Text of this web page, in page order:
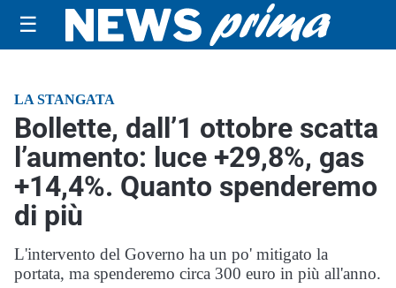
☰
LA STANGATA
Bollette, dall’1 ottobre scatta
l’aumento: luce +29,8%, gas
+14,4%. Quanto spenderemo
di più
L'intervento del Governo ha un po' mitigato la
portata, ma spenderemo circa 300 euro in più all'anno.